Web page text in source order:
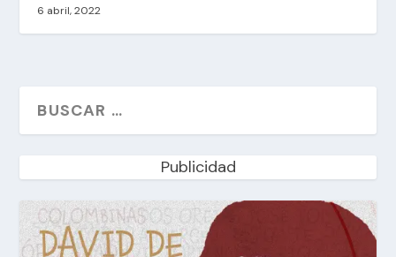
6 abril, 2022
Publicidad